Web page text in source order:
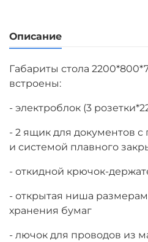
Описание
Габариты стола
встроены:
- электроблок (3
- 2 ящик для документов с
и системой плавного
- откидной крючок-
- открытая ниша
хранения бумаг
- лючок для проводов из